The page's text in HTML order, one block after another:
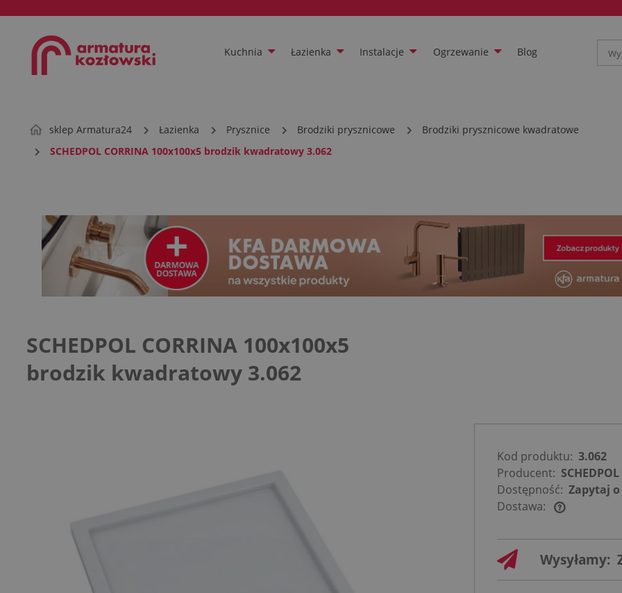
Kuchnia Łazienka Instalacje Ogrzewanie Blog
sklep Armatura24 Łazienka Prysznice Brodziki prysznicowe
Brodziki prysznicowe kwadratowe
SCHEDPOL CORRINA 100x100x5 brodzik kwadratowy 3.062
SCHEDPOL CORRINA 100x100x5
brodzik kwadratowy 3.062
Kod produktu: 3.062
Producent: SCHEDPOL
Dostępność: Zapytaj
Dostawa:
Cena nie
zawiera
ewentualnych
Wysyłamy: